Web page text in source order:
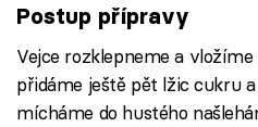
Postup přípravy
Vejce rozklepneme a
přidáme ještě pět lžic cukru
mícháme do hustého